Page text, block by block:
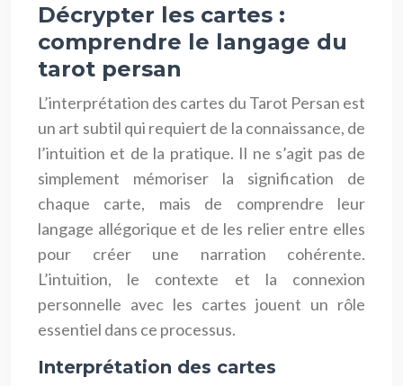
Décrypter les cartes :
comprendre le langage du
tarot persan
L’interprétation des cartes du Tarot Persan est
un art subtil qui requiert de la connaissance, de
l’intuition et de la pratique. Il ne s’agit pas de
simplement mémoriser la signification de
chaque carte, mais de comprendre leur
langage allégorique et de les relier entre elles
pour créer une narration cohérente.
L’intuition, le contexte et la connexion
personnelle avec les cartes jouent un rôle
essentiel dans ce processus.
Interprétation des cartes